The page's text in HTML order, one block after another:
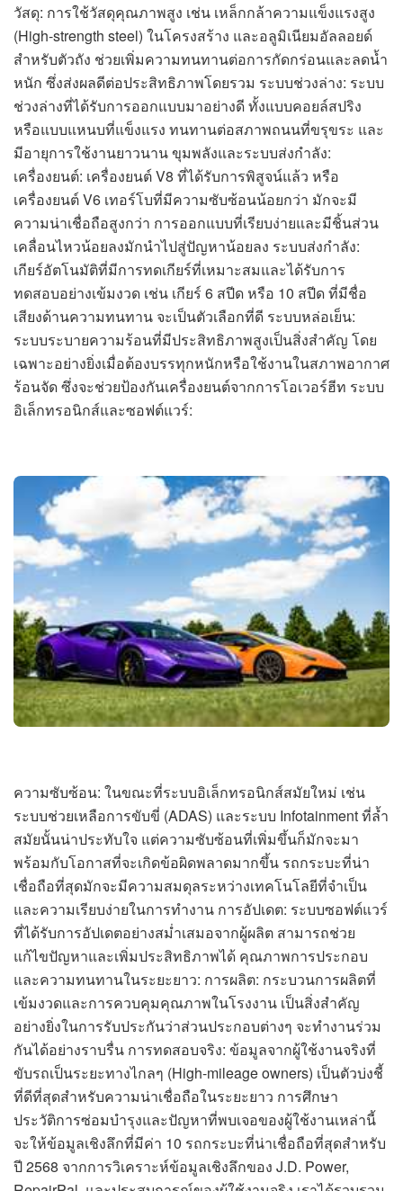
วัสดุ: การใช้วัสดุคุณภาพสูง เช่น เหล็กกล้าความแข็งแรงสูง
(High-strength steel) ในโครงสร้าง และอลูมิเนียมอัลลอยด์
สำหรับตัวถัง ช่วยเพิ่มความทนทานต่อการกัดกร่อนและลดน้ำ
หนัก ซึ่งส่งผลดีต่อประสิทธิภาพโดยรวม ระบบช่วงล่าง: ระบบ
ช่วงล่างที่ได้รับการออกแบบมาอย่างดี ทั้งแบบคอยล์สปริง
หรือแบบแหนบที่แข็งแรง ทนทานต่อสภาพถนนที่ขรุขระ และ
มีอายุการใช้งานยาวนาน ขุมพลังและระบบส่งกำลัง:
เครื่องยนต์: เครื่องยนต์ V8 ที่ได้รับการพิสูจน์แล้ว หรือ
เครื่องยนต์ V6 เทอร์โบที่มีความซับซ้อนน้อยกว่า มักจะมี
ความน่าเชื่อถือสูงกว่า การออกแบบที่เรียบง่ายและมีชิ้นส่วน
เคลื่อนไหวน้อยลงมักนำไปสู่ปัญหาน้อยลง ระบบส่งกำลัง:
เกียร์อัตโนมัติที่มีการทดเกียร์ที่เหมาะสมและได้รับการ
ทดสอบอย่างเข้มงวด เช่น เกียร์ 6 สปีด หรือ 10 สปีด ที่มีชื่อ
เสียงด้านความทนทาน จะเป็นตัวเลือกที่ดี ระบบหล่อเย็น:
ระบบระบายความร้อนที่มีประสิทธิภาพสูงเป็นสิ่งสำคัญ โดย
เฉพาะอย่างยิ่งเมื่อต้องบรรทุกหนักหรือใช้งานในสภาพอากาศ
ร้อนจัด ซึ่งจะช่วยป้องกันเครื่องยนต์จากการโอเวอร์ฮีท ระบบ
อิเล็กทรอนิกส์และซอฟต์แวร์:
ความซับซ้อน: ในขณะที่ระบบอิเล็กทรอนิกส์สมัยใหม่ เช่น
ระบบช่วยเหลือการขับขี่ (ADAS) และระบบ Infotainment ที่ล้ำ
สมัยนั้นน่าประทับใจ แต่ความซับซ้อนที่เพิ่มขึ้นก็มักจะมา
พร้อมกับโอกาสที่จะเกิดข้อผิดพลาดมากขึ้น รถกระบะที่น่า
เชื่อถือที่สุดมักจะมีความสมดุลระหว่างเทคโนโลยีที่จำเป็น
และความเรียบง่ายในการทำงาน การอัปเดต: ระบบซอฟต์แวร์
ที่ได้รับการอัปเดตอย่างสม่ำเสมอจากผู้ผลิต สามารถช่วย
แก้ไขปัญหาและเพิ่มประสิทธิภาพได้ คุณภาพการประกอบ
และความทนทานในระยะยาว: การผลิต: กระบวนการผลิตที่
เข้มงวดและการควบคุมคุณภาพในโรงงาน เป็นสิ่งสำคัญ
อย่างยิ่งในการรับประกันว่าส่วนประกอบต่างๆ จะทำงานร่วม
กันได้อย่างราบรื่น การทดสอบจริง: ข้อมูลจากผู้ใช้งานจริงที่
ขับรถเป็นระยะทางไกลๆ (High-mileage owners) เป็นตัวบ่งชี้
ที่ดีที่สุดสำหรับความน่าเชื่อถือในระยะยาว การศึกษา
ประวัติการซ่อมบำรุงและปัญหาที่พบเจอของผู้ใช้งานเหล่านี้
จะให้ข้อมูลเชิงลึกที่มีค่า 10 รถกระบะที่น่าเชื่อถือที่สุดสำหรับ
ปี 2568 จากการวิเคราะห์ข้อมูลเชิงลึกของ J.D. Power,